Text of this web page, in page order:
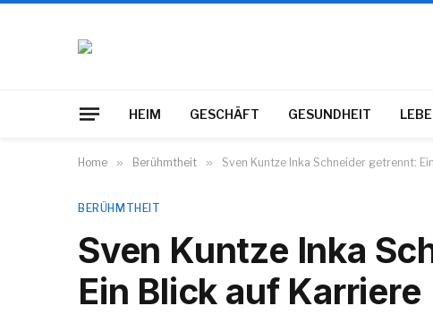
HEIM GESCHÄFT GESUNDHEIT
Home » Berühmtheit » Sven Kuntze Inka Schneider getrennt:
BERÜHMTHEIT
Sven Kuntze Inka
Ein Blick auf Karriere